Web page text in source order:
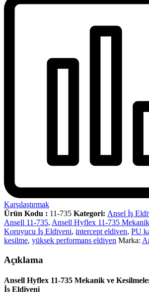
Karşılaştırmak
Ürün Kodu : 11-735 Kategori: Ansel İş
Ansell 11-735, Ansell Hyflex 11-735
Koruyucu İş Eldiveni, intercept eldiven, PU
kesilme, yüksek performans eldiven Marka:
Açıklama
Ansell Hyflex 11-735 Mekanik ve
İş Eldiveni